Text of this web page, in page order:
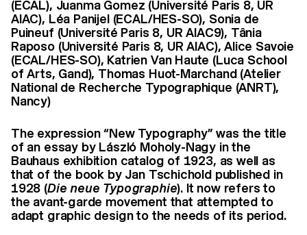
(ECAL), Juanma Gomez (Université Paris 8, UR
AIAC), Léa Panijel (ECAL/HES-SO), Sonia de
Puineuf (Université Paris 8, UR AIAC9), Tânia
Raposo (Université Paris 8, UR AIAC), Alice Savoie
(ECAL/HES-SO), Katrien Van Haute (Luca School
of Arts, Gand), Thomas Huot-Marchand (Atelier
National de Recherche Typographique (ANRT),
Nancy)
The expression “New Typography” was the title
of an essay by László Moholy-Nagy in the
Bauhaus exhibition catalog of 1923, as well as
that of the book by Jan Tschichold published in
1928 (Die neue Typographie). It now refers to
the avant-garde movement that attempted to
adapt graphic design to the needs of its period.